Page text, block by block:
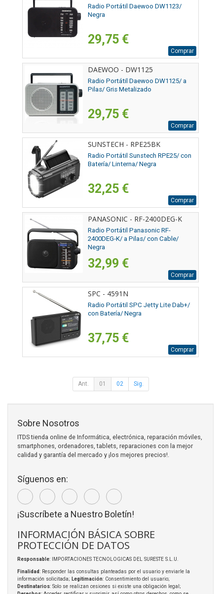
Radio Portátil Daewoo DW1123/
Negra
29,75 €
Comprar
DAEWOO - DW1125
Radio Portátil Daewoo DW1125/ a
Pilas/ Gris Metalizado
29,75 €
Comprar
SUNSTECH - RPE25BK
Radio Portátil Sunstech RPE25/ con
Batería/ Linterna/ Negra
32,25 €
Comprar
PANASONIC - RF-2400DEG-K
Radio Portátil Panasonic RF-
2400DEG-K/ a Pilas/ con Cable/
Negra
32,99 €
Comprar
SPC - 4591N
Radio Portátil SPC Jetty Lite Dab+/
con Batería/ Negra
37,75 €
Comprar
Ant. 01 02 Sig.
Sobre Nosotros
ITDS tienda online de Informática, electrónica, reparación móviles,
smartphones, ordenadores, tablets, reparaciones con la mejor
calidad y garantía del mercado y ¡los mejores precios!.
Síguenos en:
¡Suscríbete a Nuestro Boletín!
INFORMACIÓN BÁSICA SOBRE
PROTECCIÓN DE DATOS
Responsable: IMPORTACIONES TECNOLOGICAS DEL SURESTE S.L.U.
Finalidad: Responder las consultas planteadas por el usuario y enviarle la
información solicitada; Legitimación: Consentimiento del usuario;
Destinatarios: Solo se realizan cesiones si existe una obligación legal;